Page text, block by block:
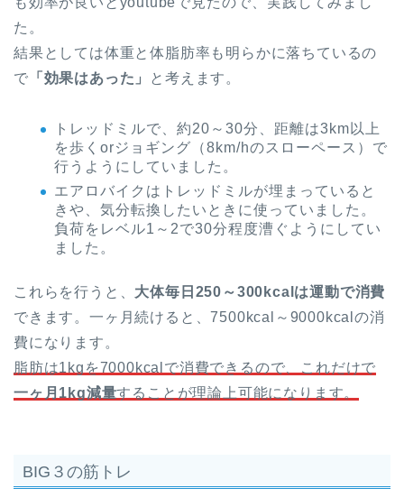
た。
結果としては体重と体脂肪率も明らかに落ちているの
で 「効果はあった」 と考えます。
トレッドミルで、約20～30分、距離は3km以上
を歩くorジョギング（8km/hのスローペース）で
行うようにしていました。
エアロバイクはトレッドミルが埋まっていると
きや、気分転換したいときに使っていました。
負荷をレベル1～2で30分程度漕ぐようにしてい
ました。
これらを行うと、 大体毎日250～300kcalは運動で消費
できます。一ヶ月続けると、7500kcal～9000kcalの消
費になります。
脂肪は1kgを7000kcalで消費できるので、これだけで
一ヶ月1kg減量することが理論上可能になります。
BIG３の筋トレ